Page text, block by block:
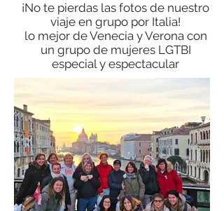
¡No te pierdas las fotos de nuestro
viaje en grupo por Italia!
lo mejor de Venecia y Verona con
un grupo de mujeres LGTBI
especial y espectacular